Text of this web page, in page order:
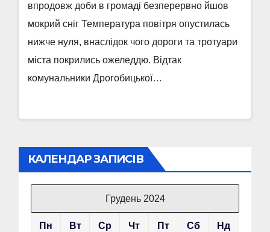
впродовж доби в громаді безперервно йшов
мокрий сніг Температура повітря опустилась
нижче нуля, внаслідок чого дороги та тротуари
міста покрились ожеледдю. Відтак
комунальники Дрогобицької…
КАЛЕНДАР ЗАПИСІВ
Грудень 2024
Пн Вт Ср Чт Пт Сб Нд